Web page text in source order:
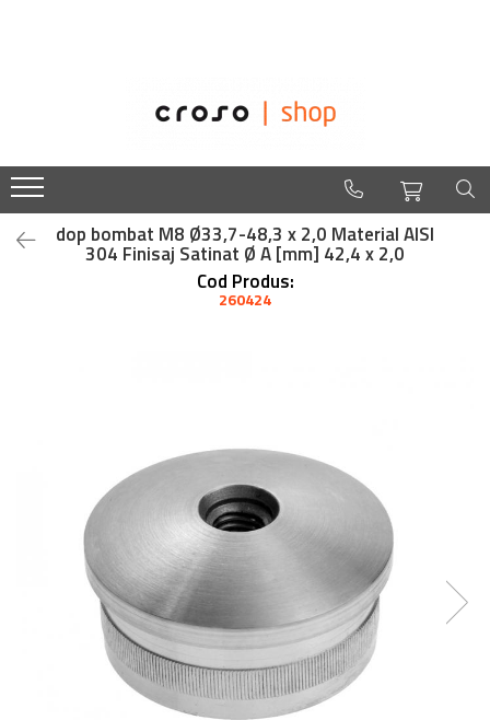
Balustrade din sticla securizata
Ancora U sticla pentru balustrada din
sticla
Cleme din inox pentru sticla
Conectori in puncte
Montanti echipati pentru balustrada din
Tuburi profilate pentru balustrada din
Balustrada inox / metalica
Ancore - Flanse - Placute
Fitting-uri balustrada inox
Cabluri si accesorii balustrada inox
Capace - dopuri capat teava
Capace mascare
croso
dop bombat M8 Ø33,7-48,3 x 2,0 Material AISI
304 Finisaj Satinat Ø A [mm] 42,4 x 2,0
Cod Produs:
260424